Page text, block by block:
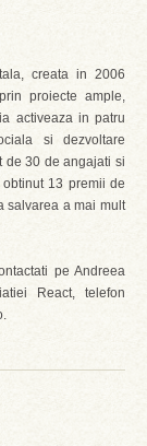
creata in 2006
proiecte ample,
activeaza in patru
si dezvoltare
de 30 de angajati si
13 premii de
salvarea a mai mult
pe Andreea
React, telefon